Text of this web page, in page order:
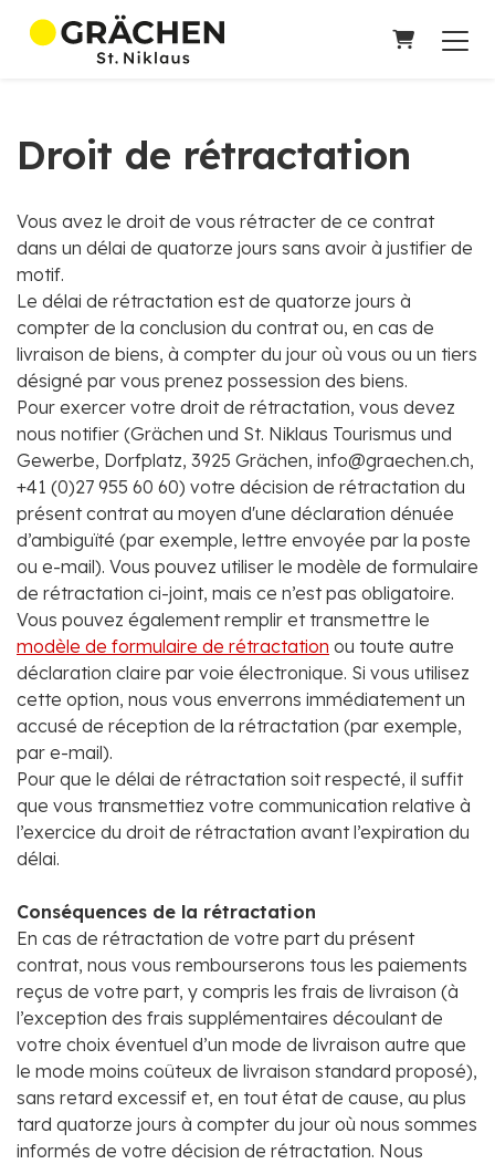
PANIER
Droit de rétractation
Vous avez le droit de vous rétracter de ce contrat
dans un délai de quatorze jours sans avoir à justifier de
motif.
Le délai de rétractation est de quatorze jours à
compter de la conclusion du contrat ou, en cas de
livraison de biens, à compter du jour où vous ou un tiers
désigné par vous prenez possession des biens.
Pour exercer votre droit de rétractation, vous devez
nous notifier (Grächen und St. Niklaus Tourismus und
Gewerbe, Dorfplatz, 3925 Grächen, info@graechen.ch,
+41 (0)27 955 60 60) votre décision de rétractation du
présent contrat au moyen d'une déclaration dénuée
d’ambiguïté (par exemple, lettre envoyée par la poste
ou e-mail). Vous pouvez utiliser le modèle de formulaire
de rétractation ci-joint, mais ce n’est pas obligatoire.
Vous pouvez également remplir et transmettre le
modèle de formulaire de rétractation ou toute autre
déclaration claire par voie électronique. Si vous utilisez
cette option, nous vous enverrons immédiatement un
accusé de réception de la rétractation (par exemple,
par e-mail).
Pour que le délai de rétractation soit respecté, il suffit
que vous transmettiez votre communication relative à
l’exercice du droit de rétractation avant l’expiration du
délai.
Conséquences de la rétractation
En cas de rétractation de votre part du présent
contrat, nous vous rembourserons tous les paiements
reçus de votre part, y compris les frais de livraison (à
l’exception des frais supplémentaires découlant de
votre choix éventuel d’un mode de livraison autre que
le mode moins coûteux de livraison standard proposé),
sans retard excessif et, en tout état de cause, au plus
tard quatorze jours à compter du jour où nous sommes
informés de votre décision de rétractation. Nous